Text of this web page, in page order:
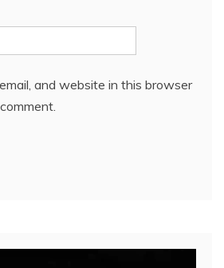
and website in this browser